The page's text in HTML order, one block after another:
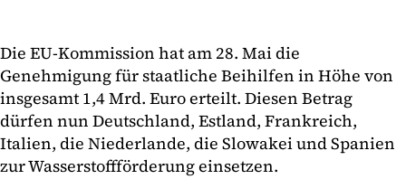
Die EU-Kommission hat am 28. Mai die
Genehmigung für staatliche Beihilfen in Höhe von
insgesamt 1,4 Mrd. Euro erteilt. Diesen Betrag
dürfen nun Deutschland, Estland, Frankreich,
Italien, die Niederlande, die Slowakei und Spanien
zur Wasserstoffförderung einsetzen.